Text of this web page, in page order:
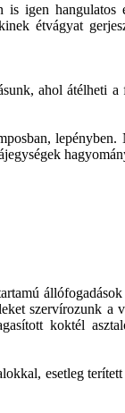
igen
étvágyat
ahol átélheti
szervírozunk
koktél
esetleg